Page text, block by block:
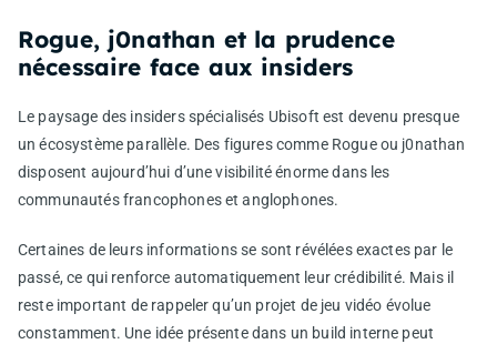
Rogue, j0nathan et la prudence
nécessaire face aux insiders
Le paysage des insiders spécialisés Ubisoft est devenu presque
un écosystème parallèle. Des figures comme Rogue ou j0nathan
disposent aujourd’hui d’une visibilité énorme dans les
communautés francophones et anglophones.
Certaines de leurs informations se sont révélées exactes par le
passé, ce qui renforce automatiquement leur crédibilité. Mais il
reste important de rappeler qu’un projet de jeu vidéo évolue
constamment. Une idée présente dans un build interne peut